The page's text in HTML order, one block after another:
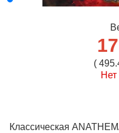
(
Нет
Классическая